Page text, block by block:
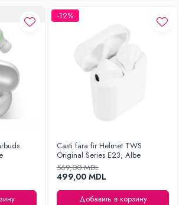
-12%
Casti fara fir Helmet TWS
Original Series E23, Albe
569,00 MDL
499,00 MDL
Добавить в корзину